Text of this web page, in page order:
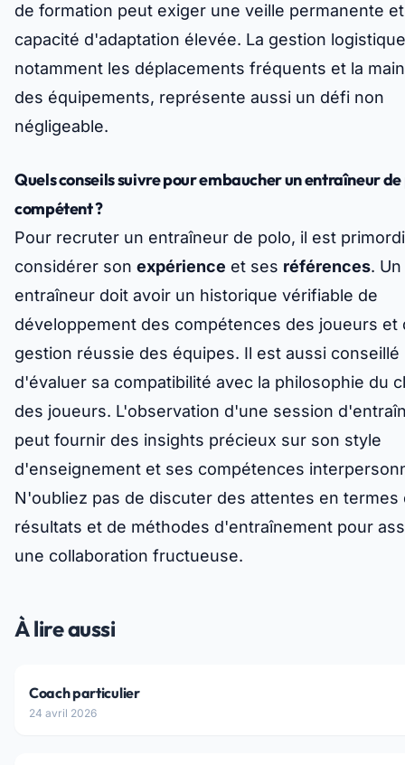
de formation peut exiger une veille permanente
capacité d'adaptation élevée. La gestion
notamment les déplacements fréquents et la
des équipements, représente aussi un défi non
négligeable.
Quels conseils suivre pour embaucher un entraîneur de
compétent ?
Pour recruter un entraîneur de polo, il est
considérer son expérience et ses références.
entraîneur doit avoir un historique vérifiable de
développement des compétences des joueurs et
gestion réussie des équipes. Il est aussi conseillé
d'évaluer sa compatibilité avec la philosophie du
des joueurs. L'observation d'une session
peut fournir des insights précieux sur son style
d'enseignement et ses compétences
N'oubliez pas de discuter des attentes en termes
résultats et de méthodes d'entraînement pour
une collaboration fructueuse.
À lire aussi
Coach particulier
24 avril 2026